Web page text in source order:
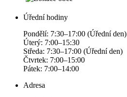
Úřední hodiny
Pondělí: 7:30–17:00 (Úřední den)
Úterý: 7:00–15:30
Středa: 7:30–17:00 (Úřední den)
Čtvrtek: 7:00–15:00
Pátek: 7:00–14:00
Adresa